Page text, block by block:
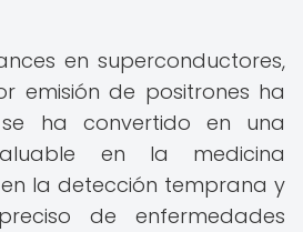
en superconductores,
emisión de positrones ha
ha convertido en una
en la medicina
en la detección temprana y
de enfermedades